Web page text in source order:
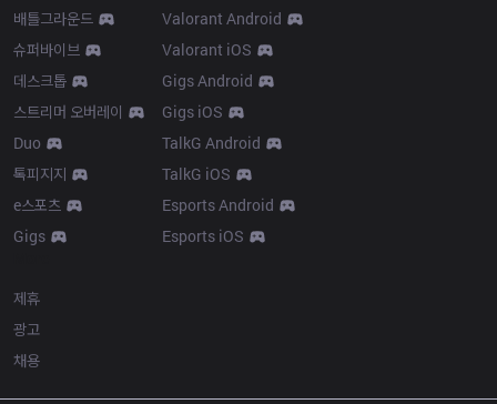
배틀그라운드
슈퍼바이브
데스크톱
스트리머 오버레이
Duo
톡피지지
e스포츠
Gigs
Valorant Android
Valorant iOS
Gigs Android
Gigs iOS
TalkG Android
TalkG iOS
Esports Android
Esports iOS
제휴
광고
채용